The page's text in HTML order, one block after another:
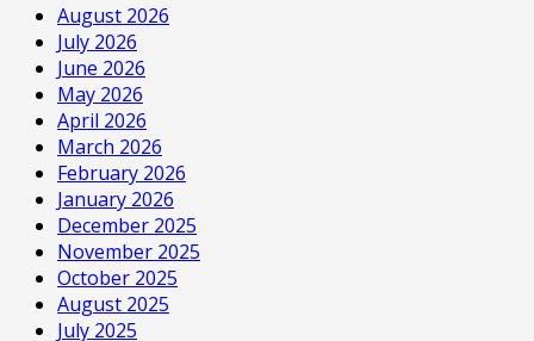
August 2026
July 2026
June 2026
May 2026
April 2026
March 2026
February 2026
January 2026
December 2025
November 2025
October 2025
August 2025
July 2025